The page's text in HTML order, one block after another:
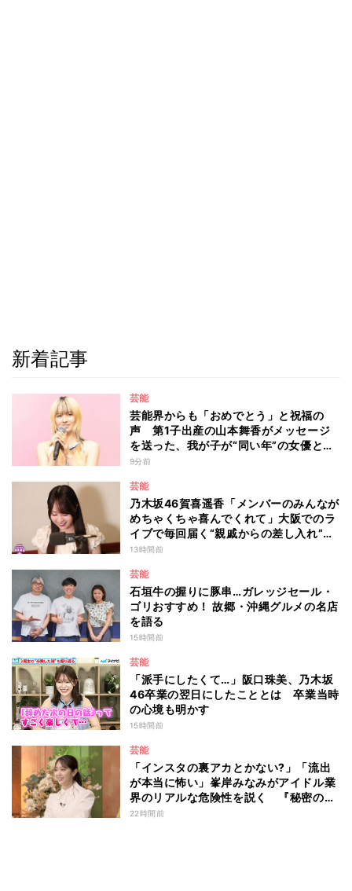
新着記事
芸能
芸能界からも「おめでとう」と祝福の
声 第1子出産の山本舞香がメッセージ
を送った、我が子が“同い年”の女優と
は 今月1日には2年在籍した所属事務所
改めて考えながら…」
9分前
芸能
乃木坂46賀喜遥香「メンバーのみんなが
めちゃくちゃ喜んでくれて」大阪でのラ
イブで毎回届く“親戚からの差し入れ”と
は？
13時間前
芸能
石垣牛の握りに豚串…ガレッジセール・
ゴリおすすめ！ 故郷・沖縄グルメの名店
を語る
15時間前
芸能
「派手にしたくて…」阪口珠美、乃木坂
46卒業の翌日にしたこととは 卒業当時
の心境も明かす
15時間前
芸能
「インスタの裏アカとかない?」「流出
が本当に怖い」峯岸みなみがアイドル業
界のリアルな危険性を説く 『秘密のマ
マ園』特別編
22時間前